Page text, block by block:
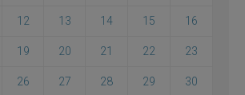
12 13 14 15 16
19 20 21 22 23
26 27 28 29 30